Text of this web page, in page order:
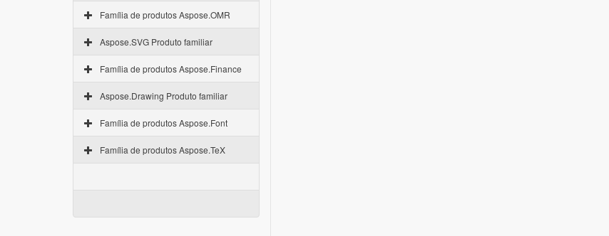
Família de produtos Aspose.OMR
Aspose.SVG Produto familiar
Família de produtos Aspose.Finance
Aspose.Drawing Produto familiar
Família de produtos Aspose.Font
Família de produtos Aspose.TeX